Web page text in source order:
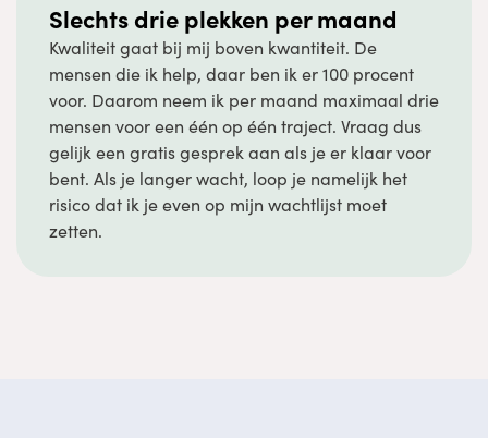
Slechts drie plekken per maand
Kwaliteit gaat bij mij boven kwantiteit. De
mensen die ik help, daar ben ik er 100 procent
voor. Daarom neem ik per maand maximaal drie
mensen voor een één op één traject. Vraag dus
gelijk een gratis gesprek aan als je er klaar voor
bent. Als je langer wacht, loop je namelijk het
risico dat ik je even op mijn wachtlijst moet
zetten.